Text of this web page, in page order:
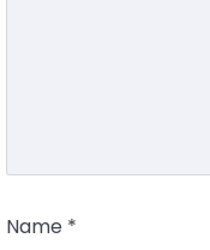
Name *